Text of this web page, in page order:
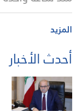
المزيد
أحدث الأخبار